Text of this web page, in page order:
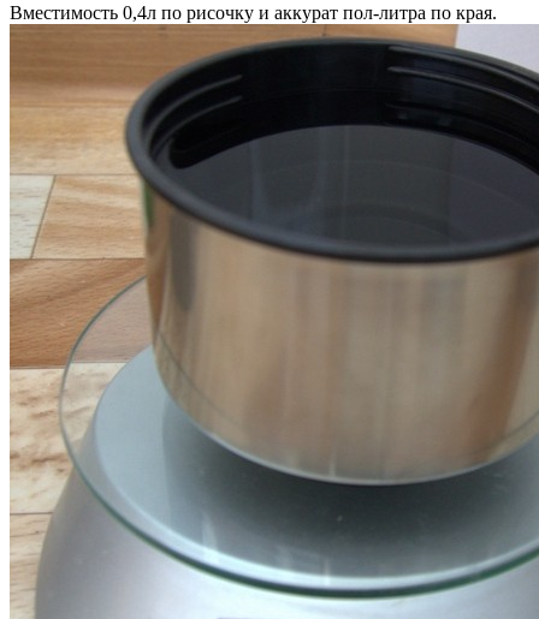
Вместимость 0,4л по рисочку и аккурат пол-литра по края.